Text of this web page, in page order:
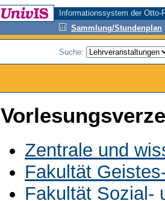
Informationssystem der
Sammlung/Stundenplan
Suche:
Zentrale und
Fakultät
Fakultät Sozial-